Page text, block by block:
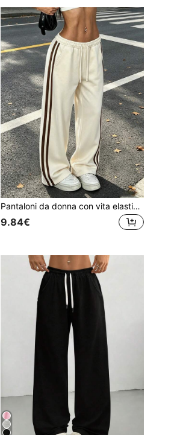
Pantaloni da donna con vita elastica, gamba dritta e ampia, design minimalista a tinta unita, versatili per uso quotidiano, sport e uscite estive
9.84€